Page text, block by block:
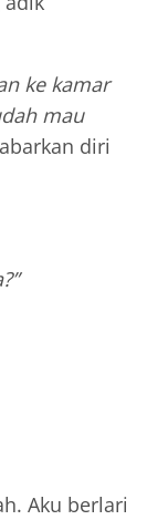
ke kamar
mau
diri
Aku berlari